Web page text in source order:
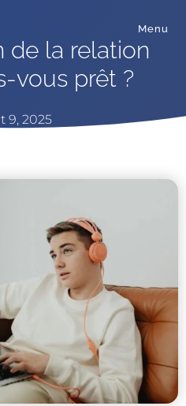
Menu
de la relation
vous prêt ?
9, 2025